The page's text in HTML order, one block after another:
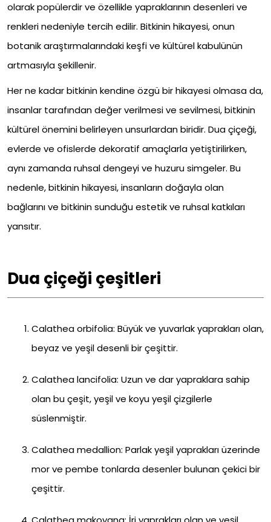
olarak popülerdir ve özellikle yapraklarının desenleri ve
renkleri nedeniyle tercih edilir. Bitkinin hikayesi, onun
botanik araştırmalarındaki keşfi ve kültürel kabulünün
artmasıyla şekillenir.
Her ne kadar bitkinin kendine özgü bir hikayesi olmasa da,
insanlar tarafından değer verilmesi ve sevilmesi, bitkinin
kültürel önemini belirleyen unsurlardan biridir. Dua çiçeği,
evlerde ve ofislerde dekoratif amaçlarla yetiştirilirken,
aynı zamanda ruhsal dengeyi ve huzuru simgeler. Bu
nedenle, bitkinin hikayesi, insanların doğayla olan
bağlarını ve bitkinin sunduğu estetik ve ruhsal katkıları
yansıtır.
Dua çiçeği çeşitleri
Calathea orbifolia: Büyük ve yuvarlak yaprakları olan,
beyaz ve yeşil desenli bir çeşittir.
Calathea lancifolia: Uzun ve dar yapraklara sahip
olan bu çeşit, yeşil ve koyu yeşil çizgilerle
süslenmiştir.
Calathea medallion: Parlak yeşil yaprakları üzerinde
mor ve pembe tonlarda desenler bulunan çekici bir
çeşittir.